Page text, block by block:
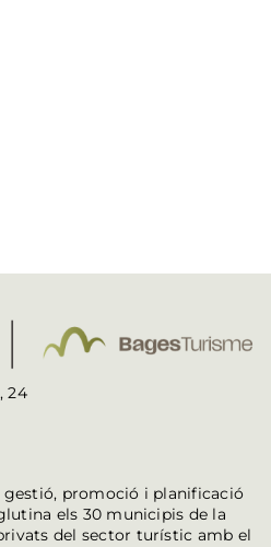
24
gestió, promoció i planificació
els 30 municipis de la
del sector turístic amb el